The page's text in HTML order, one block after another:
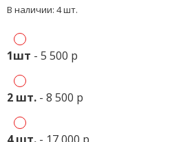
В наличии: 4 шт.
1шт - 5 500 р
2 шт. - 8 500 р